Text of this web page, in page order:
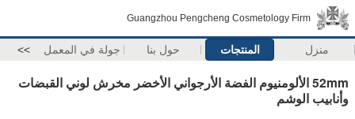
Guangzhou Pengcheng Cosmetology Firm
منزل المنتجات حول بنا جولة في المعمل >>
52mm الألومنيوم الفضة الأرجواني الأخضر مخرش لوني القبضات
وأنابيب الوشم